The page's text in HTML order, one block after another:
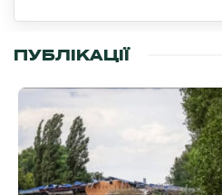
ПУБЛІКАЦІЇ